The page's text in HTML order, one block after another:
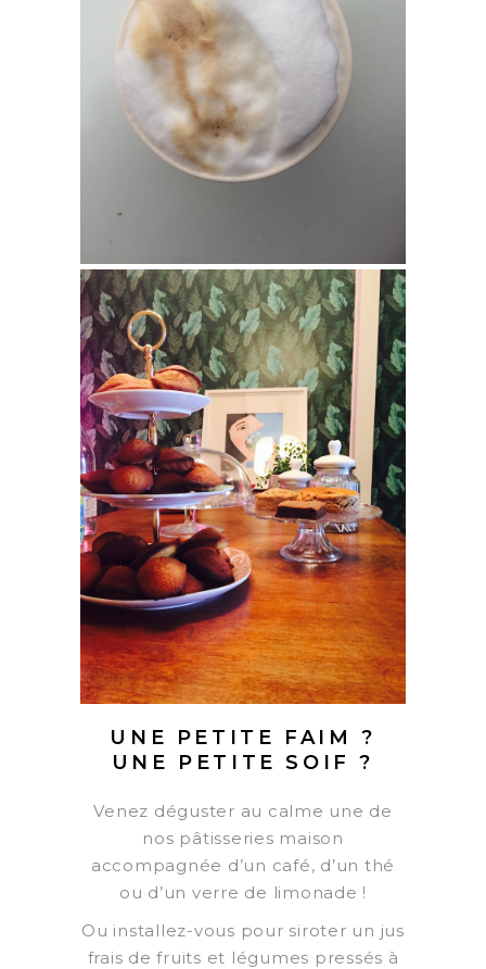
UNE PETITE FAIM ?
UNE PETITE SOIF ?
Venez déguster au calme une de
nos pâtisseries maison
accompagnée d’un café, d’un thé
ou d’un verre de limonade !
Ou installez-vous pour siroter un jus
frais de fruits et légumes pressés à